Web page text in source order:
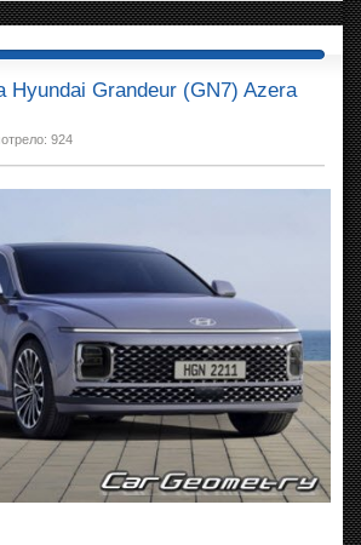
Hyundai Grandeur (GN7) Azera
924